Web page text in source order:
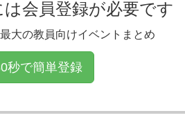
会員登録が必要です
大の教員向けイベントまとめ
秒で簡単登録